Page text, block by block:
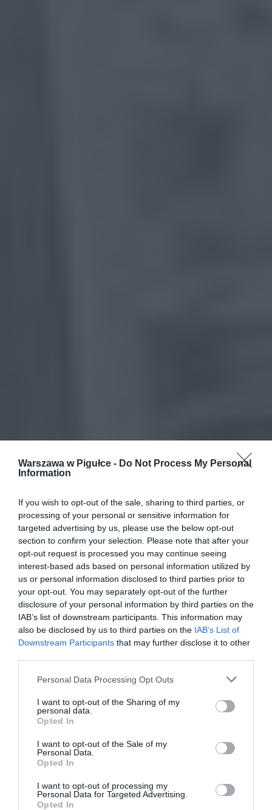
Warszawa w Pigułce - Do Not Process My Personal
Information
If you wish to opt-out of the sale, sharing to third parties, or
processing of your personal or sensitive information for
targeted advertising by us, please use the below opt-out
section to confirm your selection. Please note that after your
opt-out request is processed you may continue seeing
interest-based ads based on personal information utilized by
us or personal information disclosed to third parties prior to
your opt-out. You may separately opt-out of the further
disclosure of your personal information by third parties on the
IAB’s list of downstream participants. This information may
also be disclosed by us to third parties on the IAB’s List of
Downstream Participants that may further disclose it to other
Personal Data Processing Opt Outs
I want to opt-out of the Sharing of my
personal data.
Opted In
I want to opt-out of the Sale of my
Personal Data.
Opted In
I want to opt-out of processing my
Personal Data for Targeted Advertising.
Opted In